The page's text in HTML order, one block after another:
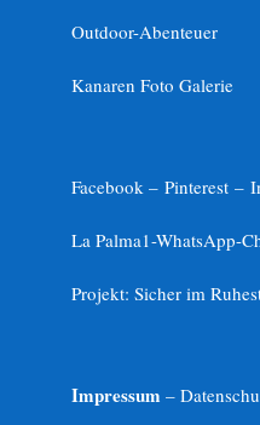
Outdoor-Abenteuer
Kanaren Foto Galerie
Facebook – Pinterest –
La Palma1-WhatsApp-
Projekt: Sicher im
Impressum –